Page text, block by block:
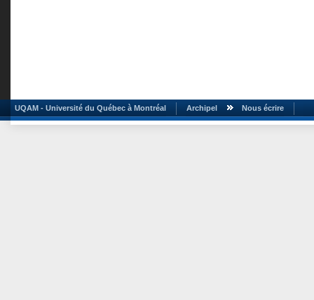
UQAM - Université du Québec à Montréal Archipel Nous écrire